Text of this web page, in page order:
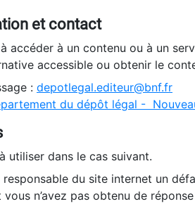
et contact
à accéder à un contenu ou à un
accessible ou obtenir le
: depotlegal.editeur@bnf.fr
du dépôt légal -
utiliser dans le cas suivant.
du site internet un
n’avez pas obtenu de